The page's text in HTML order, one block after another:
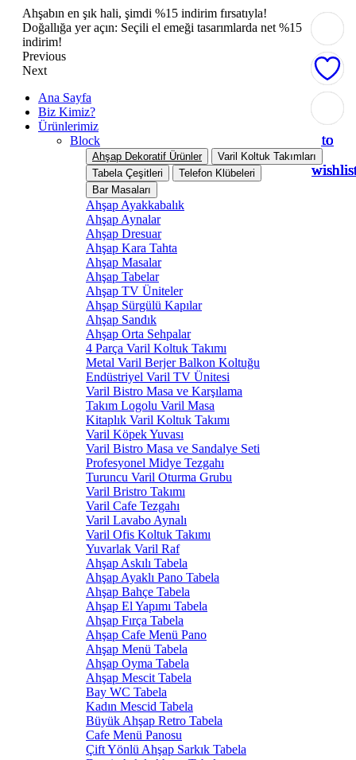
Ahşabın en şık hali, şimdi %15 indirim fırsatıyla!
Doğallığa yer açın: Seçili el emeği tasarımlarda net %15
indirim!
Previous
Next
Ana Sayfa
Biz Kimiz?
Ürünlerimiz
Block
Ahşap Dekoratif Ürünler
Varil Koltuk Takımları
Tabela Çeşitleri
Telefon Klübeleri
Bar Masaları
Ahşap Ayakkabalık
Ahşap Aynalar
Ahşap Dresuar
Ahşap Kara Tahta
Ahşap Masalar
Ahşap Tabelar
Ahşap TV Üniteler
Ahşap Sürgülü Kapılar
Ahşap Sandık
Ahşap Orta Sehpalar
4 Parça Varil Koltuk Takımı
Metal Varil Berjer Balkon Koltuğu
Endüstriyel Varil TV Ünitesi
Varil Bistro Masa ve Karşılama
Takım Logolu Varil Masa
Kitaplık Varil Koltuk Takımı
Varil Köpek Yuvası
Varil Bistro Masa ve Sandalye Seti
Profesyonel Midye Tezgahı
Turuncu Varil Oturma Grubu
Varil Bristro Takımı
Varil Cafe Tezgahı
Varil Lavabo Aynalı
Varil Ofis Koltuk Takımı
Yuvarlak Varil Raf
Ahşap Askılı Tabela
Ahşap Ayaklı Pano Tabela
Ahşap Bahçe Tabela
Ahşap El Yapımı Tabela
Ahşap Fırça Tabela
Ahşap Cafe Menü Pano
Ahşap Menü Tabela
Ahşap Oyma Tabela
Ahşap Mescit Tabela
Bay WC Tabela
Kadın Mescid Tabela
Büyük Ahşap Retro Tabela
Cafe Menü Panosu
Çift Yönlü Ahşap Sarkık Tabela
to
to
to
to
to